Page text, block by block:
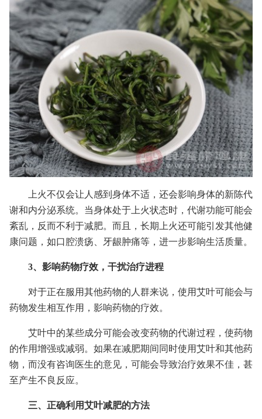
上火不仅会让人感到身体不适，还会影响身体的新陈代
谢和内分泌系统。当身体处于上火状态时，代谢功能可能会
紊乱，反而不利于减肥。而且，长期上火还可能引发其他健
康问题，如口腔溃疡、牙龈肿痛等，进一步影响生活质量。
3、影响药物疗效，干扰治疗进程
对于正在服用其他药物的人群来说，使用艾叶可能会与
药物发生相互作用，影响药物的疗效。
艾叶中的某些成分可能会改变药物的代谢过程，使药物
的作用增强或减弱。如果在减肥期间同时使用艾叶和其他药
物，而没有咨询医生的意见，可能会导致治疗效果不佳，甚
至产生不良反应。
三、正确利用艾叶减肥的方法